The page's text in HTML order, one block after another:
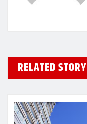
RELATED STORY